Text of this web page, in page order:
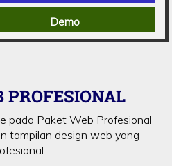
Demo
PROFESIONAL
pada Paket Web Profesional
tampilan design web yang